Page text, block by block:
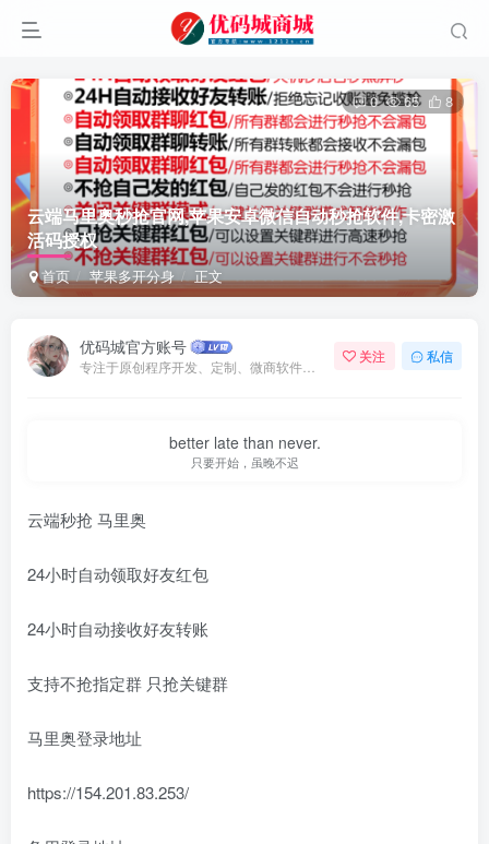
云端马里奥秒抢官网,苹果安卓微信自动秒抢软件,卡密激
活码授权
首页 苹果多开分身 正文
0 65 8
优码城官方账号 关注 私信
better late than never.
只要开始，虽晚不迟
云端秒抢 马里奥
24小时自动领取好友红包
24小时自动接收好友转账
支持不抢指定群 只抢关键群
马里奥登录地址
https://154.201.83.253/